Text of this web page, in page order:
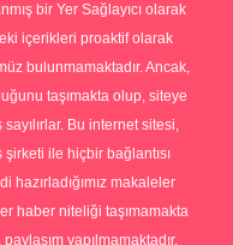
bir Yer Sağlayıcı olarak
içerikleri proaktif olarak
bulunmamaktadır. Ancak,
taşımakta olup, siteye
Bu internet sitesi,
ile hiçbir bağlantısı
hazırladığımız makaleler
haber niteliği taşımamakta
yapılmamaktadır.